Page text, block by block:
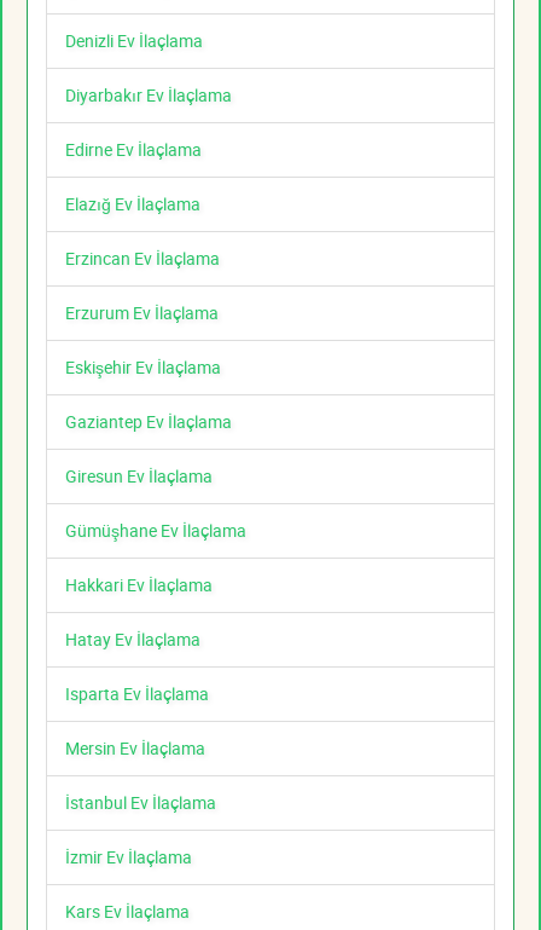
Denizli Ev İlaçlama
Diyarbakır Ev İlaçlama
Edirne Ev İlaçlama
Elazığ Ev İlaçlama
Erzincan Ev İlaçlama
Erzurum Ev İlaçlama
Eskişehir Ev İlaçlama
Gaziantep Ev İlaçlama
Giresun Ev İlaçlama
Gümüşhane Ev İlaçlama
Hakkari Ev İlaçlama
Hatay Ev İlaçlama
Isparta Ev İlaçlama
Mersin Ev İlaçlama
İstanbul Ev İlaçlama
İzmir Ev İlaçlama
Kars Ev İlaçlama